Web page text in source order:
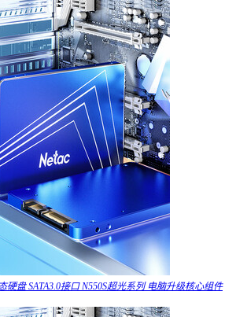
硬盘 SATA3.0接口 N550S超光系列 电脑升级核心组件